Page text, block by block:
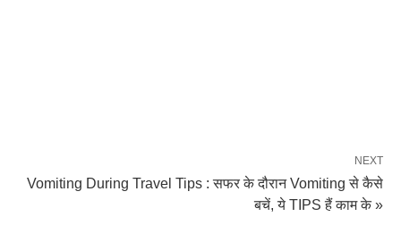
NEXT
Vomiting During Travel Tips : सफर के दौरान Vomiting से कैसे
बचें, ये TIPS हैं काम के »